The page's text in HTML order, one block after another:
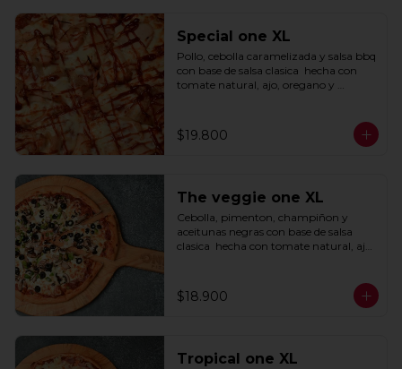
Special one XL
Pollo, cebolla caramelizada y salsa bbq
con base de salsa clasica  hecha con
tomate natural, ajo, oregano y
$19.800
The veggie one XL
Cebolla, pimenton, champiñon y
aceitunas negras con base de salsa
clasica  hecha con tomate natural, ajo,
$18.900
Tropical one XL